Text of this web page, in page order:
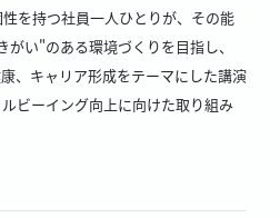
を持つ社員一人ひとりが、その能
い"のある環境づくりを目指し、
、キャリア形成をテーマにした講演
ビーイング向上に向けた取り組み